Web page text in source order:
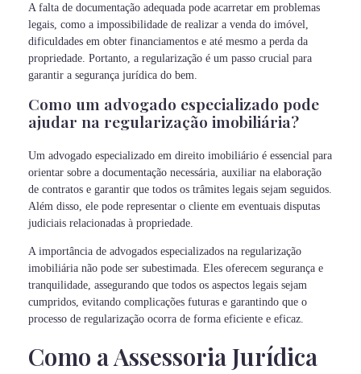
A falta de documentação adequada pode acarretar em problemas
legais, como a impossibilidade de realizar a venda do imóvel,
dificuldades em obter financiamentos e até mesmo a perda da
propriedade. Portanto, a regularização é um passo crucial para
garantir a segurança jurídica do bem.
Como um advogado especializado pode
ajudar na regularização imobiliária?
Um advogado especializado em direito imobiliário é essencial para
orientar sobre a documentação necessária, auxiliar na elaboração
de contratos e garantir que todos os trâmites legais sejam seguidos.
Além disso, ele pode representar o cliente em eventuais disputas
judiciais relacionadas à propriedade.
A importância de advogados especializados na regularização
imobiliária não pode ser subestimada. Eles oferecem segurança e
tranquilidade, assegurando que todos os aspectos legais sejam
cumpridos, evitando complicações futuras e garantindo que o
processo de regularização ocorra de forma eficiente e eficaz.
Como a Assessoria Jurídica